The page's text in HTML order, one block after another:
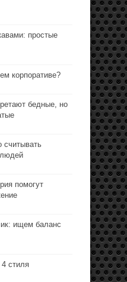
простые
корпоративе?
бедные, но
считывать
помогут
ищем баланс
стиля